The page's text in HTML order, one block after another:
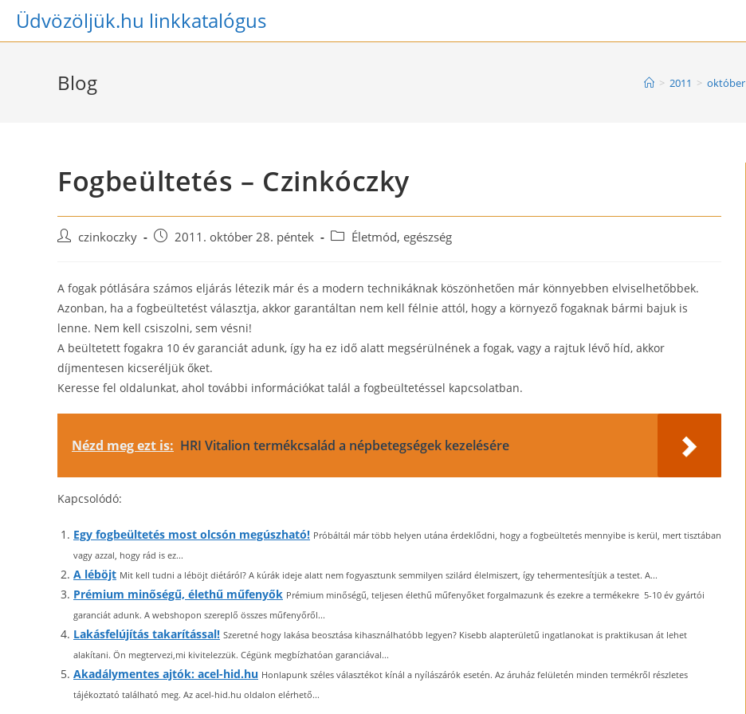
SkipÜdvözöljük.hu linkkatalógus
Blog > 2011 > október
Fogbeültetés – Czinkóczky
Post czinkoczky
Post 2011. október 28. péntek
Post Életmód, egészség
A fogak pótlására számos eljárás létezik már és a modern technikáknak köszönhetően már könnyebben elviselhetőbbek.
Azonban, ha a fogbeültetést választja, akkor garantáltan nem kell félnie attól, hogy a környező fogaknak bármi bajuk is
lenne. Nem kell csiszolni, sem vésni!
A beültetett fogakra 10 év garanciát adunk, így ha ez idő alatt megsérülnének a fogak, vagy a rajtuk lévő híd, akkor
díjmentesen kicseréljük őket.
Keresse fel oldalunkat, ahol további információkat talál a fogbeültetéssel kapcsolatban.
Nézd meg ezt is: HRI Vitalion termékcsalád a népbetegségek kezelésére
Kapcsolódó:
Egy fogbeültetés most olcsón megúszható! Próbáltál már több helyen utána érdeklődni, hogy a fogbeültetés mennyibe is kerül, mert tisztában
vagy azzal, hogy rád is ez...
A léböjt Mit kell tudni a léböjt diétáról? A kúrák ideje alatt nem fogyasztunk semmilyen szilárd élelmiszert, így tehermentesítjük a testet. A...
Prémium minőségű, élethű műfenyők Prémium minőségű, teljesen élethű műfenyőket forgalmazunk és ezekre a termékekre 5-10 év gyártói
garanciát adunk. A webshopon szereplő összes műfenyőről...
Lakásfelújítás takarítással! Szeretné hogy lakása beosztása kihasználhatóbb legyen? Kisebb alapterületű ingatlanokat is praktikusan át lehet
alakítani. Ön megtervezi,mi kivitelezzük. Cégünk megbízhatóan garanciával...
Akadálymentes ajtók: acel-hid.hu Honlapunk széles választékot kínál a nyílászárók esetén. Az áruház felületén minden termékről részletes
tájékoztató található meg. Az acel-hid.hu oldalon elérhető...